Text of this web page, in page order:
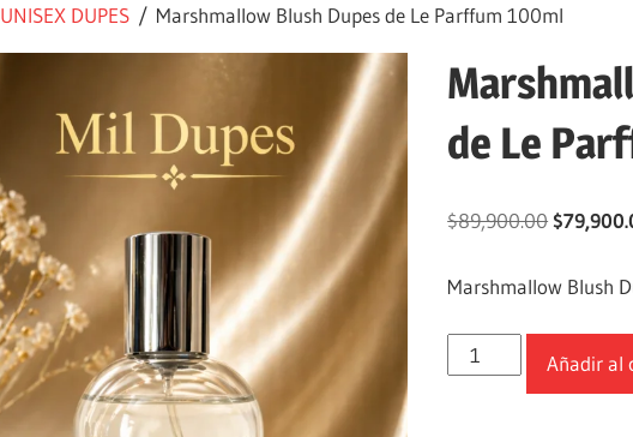
UNISEX DUPES/ Marshmallow Blush Dupes de Le Parffum 100ml
de Le
$89,900.00$
Marshmallow Blush
Añadir al